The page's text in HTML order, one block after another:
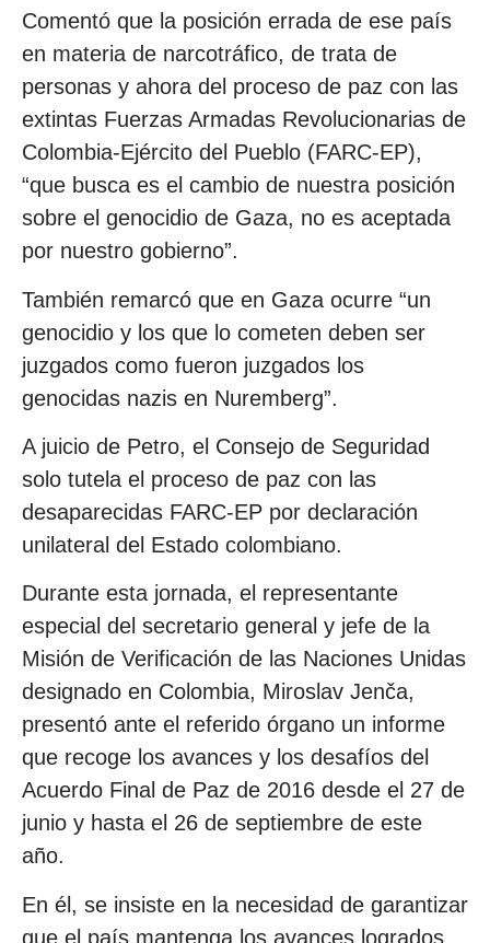
Comentó que la posición errada de ese país
en materia de narcotráfico, de trata de
personas y ahora del proceso de paz con las
extintas Fuerzas Armadas Revolucionarias de
Colombia-Ejército del Pueblo (FARC-EP),
“que busca es el cambio de nuestra posición
sobre el genocidio de Gaza, no es aceptada
por nuestro gobierno”.
También remarcó que en Gaza ocurre “un
genocidio y los que lo cometen deben ser
juzgados como fueron juzgados los
genocidas nazis en Nuremberg”.
A juicio de Petro, el Consejo de Seguridad
solo tutela el proceso de paz con las
desaparecidas FARC-EP por declaración
unilateral del Estado colombiano.
Durante esta jornada, el representante
especial del secretario general y jefe de la
Misión de Verificación de las Naciones Unidas
designado en Colombia, Miroslav Jenča,
presentó ante el referido órgano un informe
que recoge los avances y los desafíos del
Acuerdo Final de Paz de 2016 desde el 27 de
junio y hasta el 26 de septiembre de este
año.
En él, se insiste en la necesidad de garantizar
que el país mantenga los avances logrados